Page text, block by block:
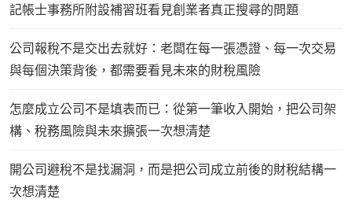
記帳士事務所附設補習班看見創業者真正搜尋的問題
公司報稅不是交出去就好：老闆在每一張憑證、每一次交易
與每個決策背後，都需要看見未來的財稅風險
怎麼成立公司不是填表而已：從第一筆收入開始，把公司架
構、稅務風險與未來擴張一次想清楚
開公司避稅不是找漏洞，而是把公司成立前後的財稅結構一
次想清楚